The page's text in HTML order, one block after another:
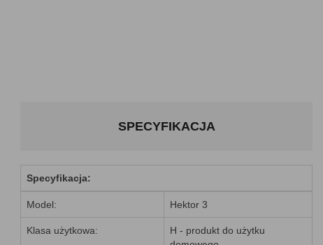
SPECYFIKACJA
Specyfikacja:
Model: Hektor 3
Klasa użytkowa:
H - produkt do użytku